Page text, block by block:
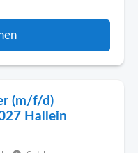
(m/f/d)
Hallein